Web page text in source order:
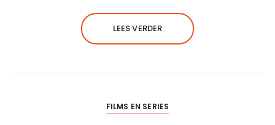
LEES VERDER
FILMS EN SERIES